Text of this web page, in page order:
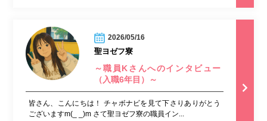
2026/05/16
聖ヨゼフ寮
～職員Kさんへのインタビュー
（入職6年目）～
皆さん、こんにちは！ チャボナビを見て下さりありがとう
ございますm(_ _)m さて聖ヨゼフ寮の職員イン...